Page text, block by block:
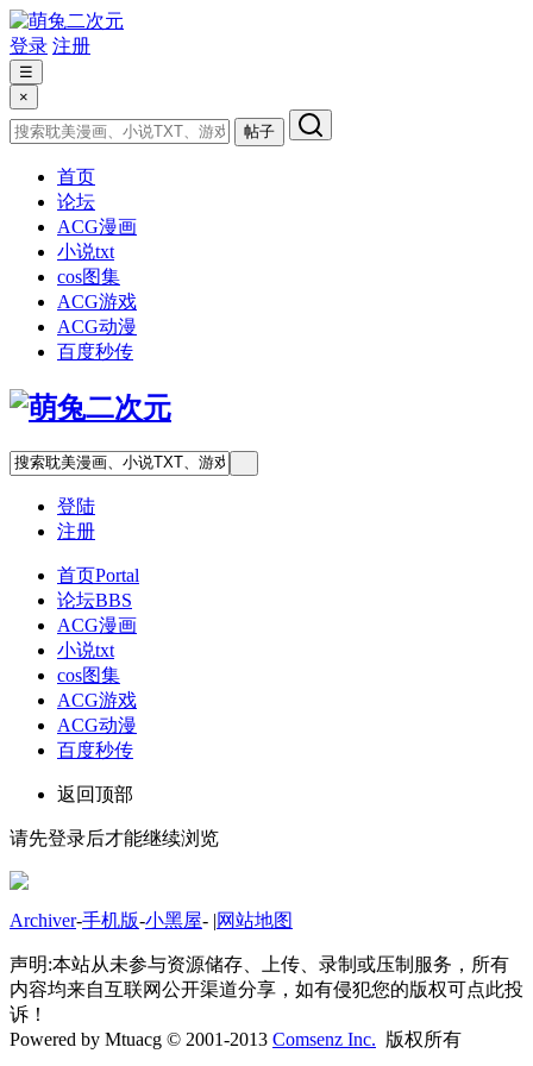
登录 注册
☰
×
帖子
首页
论坛
ACG漫画
小说txt
cos图集
ACG游戏
ACG动漫
百度秒传
登陆
注册
首页Portal
论坛BBS
ACG漫画
小说txt
cos图集
ACG游戏
ACG动漫
百度秒传
返回顶部
请先登录后才能继续浏览
Archiver-手机版-小黑屋- |网站地图
声明:本站从未参与资源储存、上传、录制或压制服务，所有
内容均来自互联网公开渠道分享，如有侵犯您的版权可点此投
诉！
Powered by Mtuacg © 2001-2013 Comsenz Inc. 版权所有